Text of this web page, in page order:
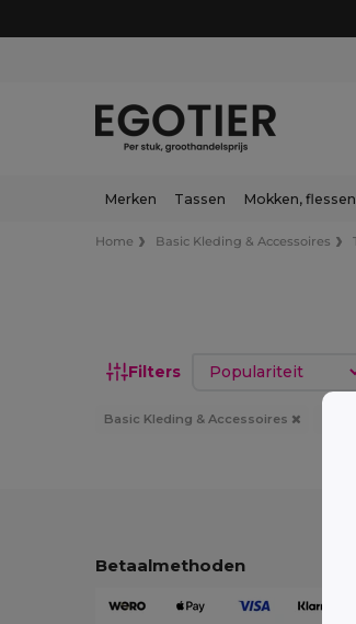
Merken Tassen Mokken,
Home Basic Kleding & Accessoires
Filters Sorteren op
Basic Kleding & Accessoires
Betaalmethoden